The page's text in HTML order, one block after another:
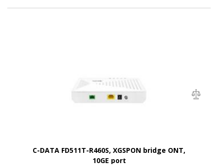
C-DATA FD511T-R460S, XGSPON bridge ONT,
10GE port